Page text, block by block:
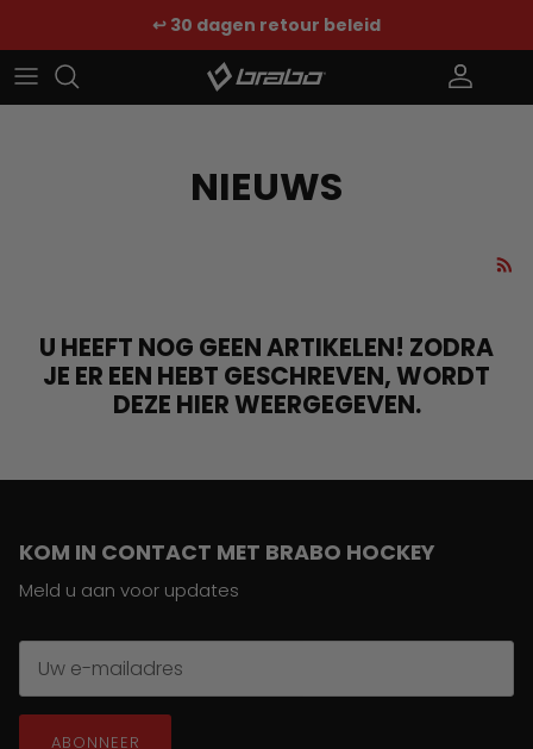
↩️ 30 dagen retour beleid
NIEUWS
U HEEFT NOG GEEN ARTIKELEN! ZODRA
JE ER EEN HEBT GESCHREVEN, WORDT
DEZE HIER WEERGEGEVEN.
KOM IN CONTACT MET BRABO HOCKEY
Meld u aan voor updates
ABONNEER